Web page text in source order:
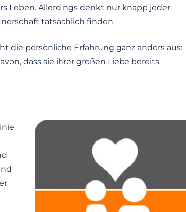
Leben. Allerdings denkt nur knapp jeder
tatsächlich finden.
die persönliche Erfahrung ganz anders aus:
dass sie ihrer großen Liebe bereits